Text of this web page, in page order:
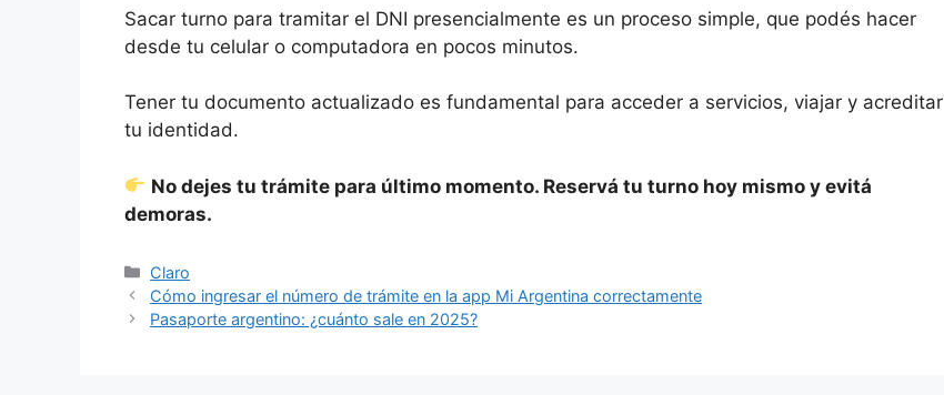
Sacar turno para tramitar el DNI presencialmente es un proceso simple, que podés hacer
desde tu celular o computadora en pocos minutos.
Tener tu documento actualizado es fundamental para acceder a servicios, viajar y acreditar
tu identidad.
No dejes tu trámite para último momento. Reservá tu turno hoy mismo y evitá
demoras.
Categorías
Claro
Cómo ingresar el número de trámite en la app Mi Argentina correctamente
Pasaporte argentino: ¿cuánto sale en 2025?